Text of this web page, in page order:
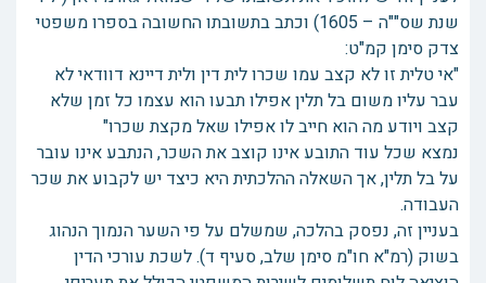
שנת שס""ה – 1605) וכתב בתשובתו החשובה בספרו משפטי
צדק סימן קמ"ט:
"אי טלית זו לא קצב עמו שכרו לית דין ולית דיינא דוודאי לא
עבר עליו משום בל תלין אפילו תבעו הוא עצמו כל זמן שלא
קצב ויודע מה הוא חייב לו אפילו שאל מקצת שכרו"
נמצא שכל עוד התובע אינו קוצב את השכר, הנתבע אינו עובר
על בל תלין, אך השאלה ההלכתית היא כיצד יש לקבוע את שכר
העבודה.
בעניין זה, נפסק בהלכה, שמשלם על פי השער הנמוך הנהוג
בשוק (רמ"א חו"מ סימן שלב, סעיף ד). לשכת עורכי הדין